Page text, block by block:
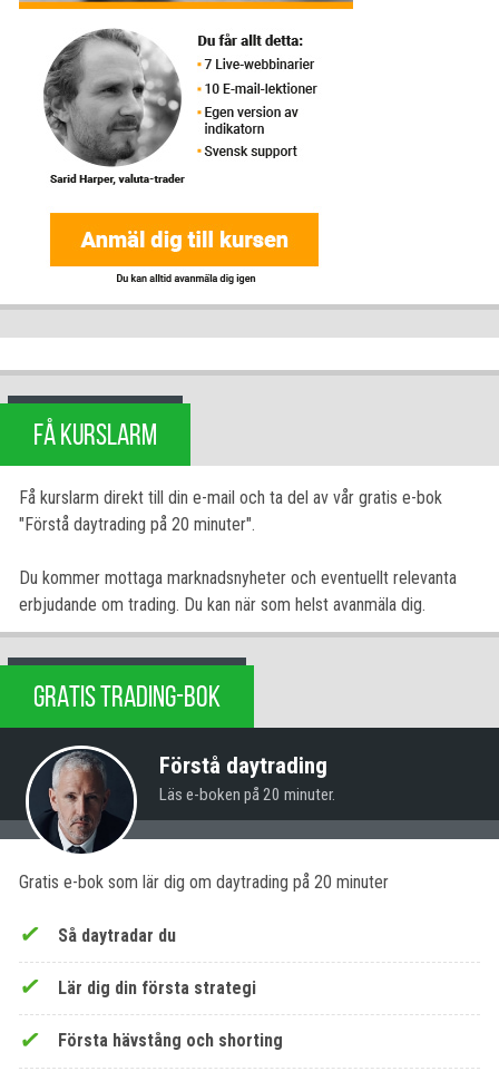
FÅ KURSLARM
Få kurslarm direkt till din e-mail och ta del av vår gratis e-bok
"Förstå daytrading på 20 minuter".
Du kommer mottaga marknadsnyheter och eventuellt relevanta
erbjudande om trading. Du kan när som helst avanmäla dig.
GRATIS TRADING-BOK
Förstå daytrading
Läs e-boken på 20 minuter.
Gratis e-bok som lär dig om daytrading på 20 minuter
Så daytradar du
Lär dig din första strategi
Första hävstång och shorting